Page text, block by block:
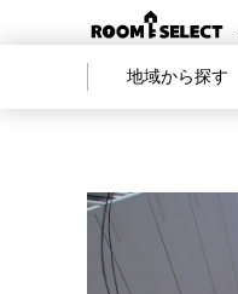
地域から探す